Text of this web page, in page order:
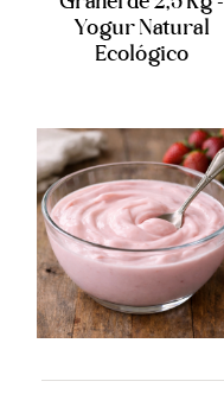
Yogur Natural
Ecológico